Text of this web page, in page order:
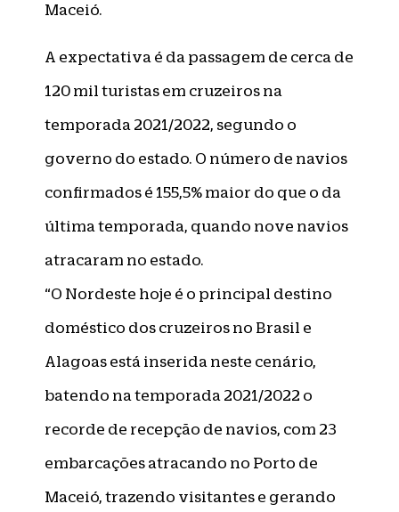
Maceió.
A expectativa é da passagem de cerca de
120 mil turistas em cruzeiros na
temporada 2021/2022, segundo o
governo do estado. O número de navios
confirmados é 155,5% maior do que o da
última temporada, quando nove navios
atracaram no estado.
“O Nordeste hoje é o principal destino
doméstico dos cruzeiros no Brasil e
Alagoas está inserida neste cenário,
batendo na temporada 2021/2022 o
recorde de recepção de navios, com 23
embarcações atracando no Porto de
Maceió, trazendo visitantes e gerando